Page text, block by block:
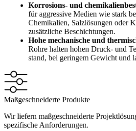
Korrosions- und
für aggressive Medien wie stark
Chemikalien, Salzlösungen oder
zusätzliche Beschichtungen.
Hohe mechanische und
Rohre halten hohen Druck- und
stand, bei geringem Gewicht und
Maßgeschneiderte Produkte
Wir liefern maßgeschneiderte
spezifische Anforderungen.